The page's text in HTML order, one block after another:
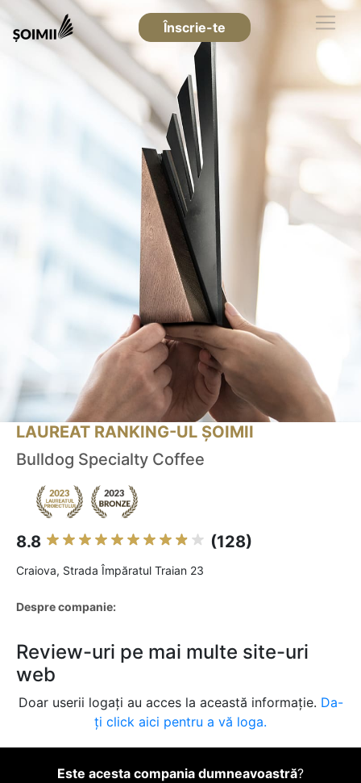
Înscrie-te
LAUREAT RANKING-UL ȘOIMII
Bulldog Specialty Coffee
8.8 (128)
Craiova, Strada Împăratul Traian 23
Despre companie:
Review-uri pe mai multe site-uri
web
Doar userii logați au acces la această informație. Da-
ți click aici pentru a vă loga.
Este acesta compania dumneavoastră?